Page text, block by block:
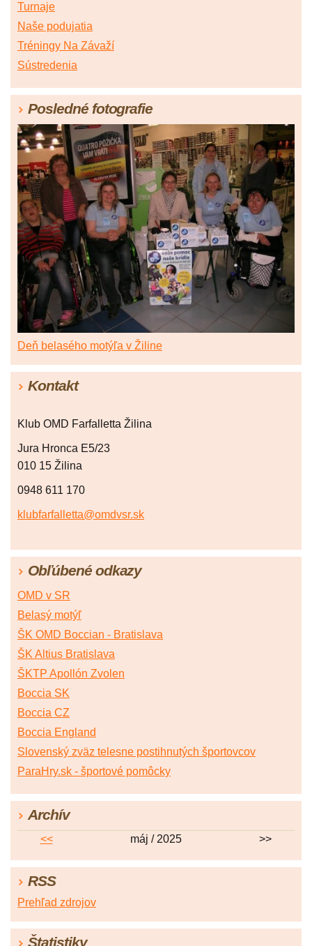
Turnaje
Naše podujatia
Tréningy Na Závaží
Sústredenia
Posledné fotografie
Deň belasého motýľa v Žiline
Kontakt
Klub OMD Farfalletta Žilina
Jura Hronca E5/23
010 15 Žilina
0948 611 170
klubfarfalletta@omdvsr.sk
Obľúbené odkazy
OMD v SR
Belasý motýľ
ŠK OMD Boccian - Bratislava
ŠK Altius Bratislava
ŠKTP Apollón Zvolen
Boccia SK
Boccia CZ
Boccia England
Slovenský zväz telesne postihnutých športovcov
ParaHry.sk - športové pomôcky
Archív
<< máj / 2025 >>
RSS
Prehľad zdrojov
Štatistiky